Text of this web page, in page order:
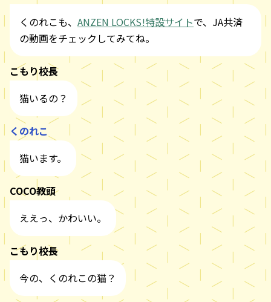
くのれこも、 ANZEN LOCKS!特設サイトで、JA共済
の動画をチェックしてみてね。
こもり校長
猫いるの？
くのれこ
猫います。
COCO教頭
ええっ、かわいい。
こもり校長
今の、くのれこの猫？